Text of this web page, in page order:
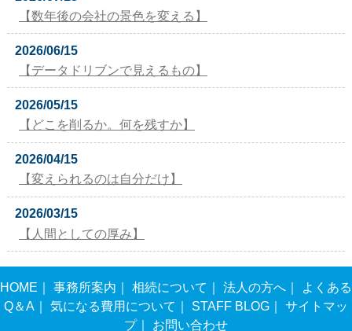
【数年後の会社の景色を変える】
2026/06/15
【データドリブンで見えるもの】
2026/05/15
【どこを削るか。何を残すか】
2026/04/15
【変えられるのは自分だけ】
2026/03/15
【人間としての厚み】
HOME 事務所案内 相続について 法人の方へ
よくある
Q＆A
気になる費用について STAFF BLOG
サイトマッ
プ｜ お問い合わせ